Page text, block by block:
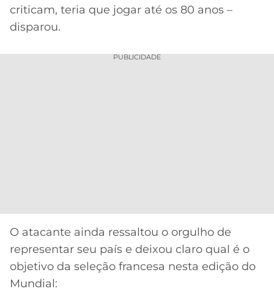
criticam, teria que jogar até os 80 anos –
disparou.
PUBLICIDADE
O atacante ainda ressaltou o orgulho de
representar seu país e deixou claro qual é o
objetivo da seleção francesa nesta edição do
Mundial: